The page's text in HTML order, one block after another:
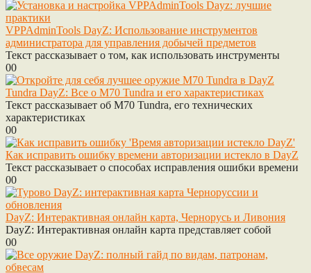
VPPAdminTools DayZ: Использование инструментов
администратора для управления добычей предметов
Текст рассказывает о том, как использовать инструменты
00
Tundra DayZ: Все о M70 Tundra и его характеристиках
Текст рассказывает об M70 Tundra, его технических
характеристиках
00
Как исправить ошибку времени авторизации истекло в DayZ
Текст рассказывает о способах исправления ошибки времени
00
DayZ: Интерактивная онлайн карта, Чернорусь и Ливония
DayZ: Интерактивная онлайн карта представляет собой
00